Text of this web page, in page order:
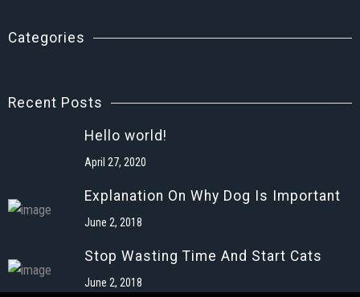
Categories
Recent Posts
Hello world!
April 27, 2020
Explanation On Why Dog Is Important
June 2, 2018
Stop Wasting Time And Start Cats
June 2, 2018